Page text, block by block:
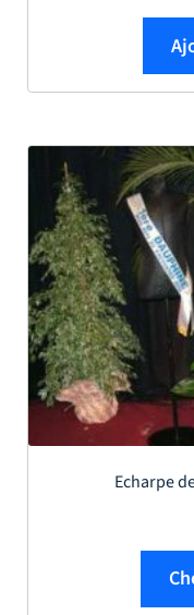
Echarpe